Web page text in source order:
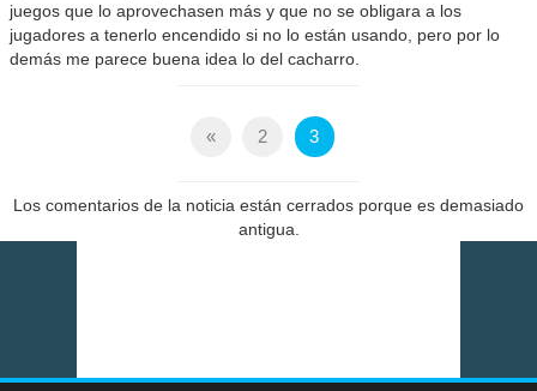
juegos que lo aprovechasen más y que no se obligara a los
jugadores a tenerlo encendido si no lo están usando, pero por lo
demás me parece buena idea lo del cacharro.
« 2 3
Los comentarios de la noticia están cerrados porque es demasiado
antigua.